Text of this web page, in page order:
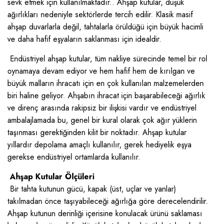
sevk etmek için kullanılmaktadır.. Ahşap kutular, düşük
ağırlıkları nedeniyle sektörlerde tercih edilir. Klasik masif
ahşap duvarlarla değil, tahtalarla örüldüğü için büyük hacimli
ve daha hafif eşyaların saklanması için idealdir.
Endüstriyel ahşap kutular, tüm nakliye sürecinde temel bir rol
oynamaya devam ediyor ve hem hafif hem de kırılgan ve
büyük malların ihracatı için en çok kullanılan malzemelerden
biri haline geliyor. Ahşabın ihracat için başarabileceği ağırlık
ve direnç arasında rakipsiz bir ilişkisi vardır ve endüstriyel
ambalajlamada bu, genel bir kural olarak çok ağır yüklerin
taşınması gerektiğinden kilit bir noktadır. Ahşap kutular
yıllardır depolama amaçlı kullanılır, gerek hediyelik eşya
gerekse endüstriyel ortamlarda kullanılır.
Ahşap Kutular Ölçüleri
Bir tahta kutunun gücü, kapak (üst, uçlar ve yanlar)
takılmadan önce taşıyabileceği ağırlığa göre derecelendirilir.
Ahşap kutunun derinliği içerisine konulacak ürünü saklaması